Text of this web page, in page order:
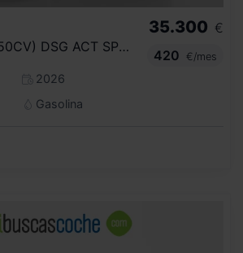
1.5 TSI 110KW (150CV) DSG ACT SPORTLINE
2026
Gasolina
35.300 €
420
€/mes